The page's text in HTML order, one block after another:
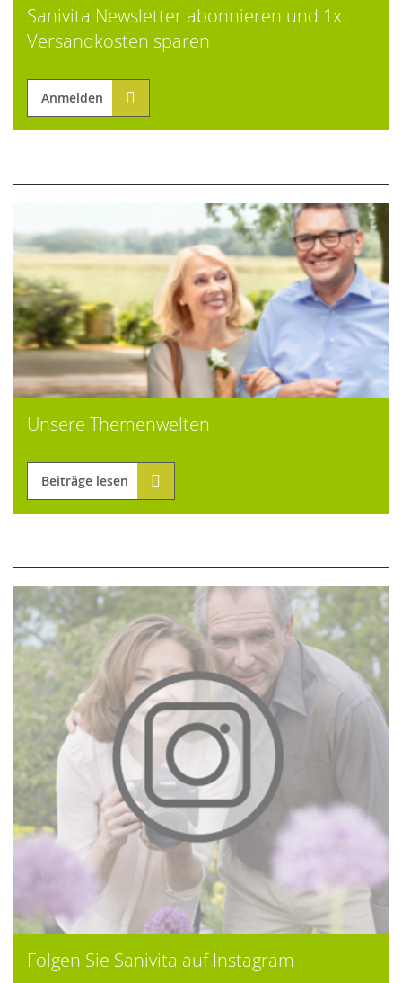
Sanivita Newsletter abonnieren und 1x
Versandkosten sparen
Anmelden
Unsere Themenwelten
Beiträge lesen
Folgen Sie Sanivita auf Instagram